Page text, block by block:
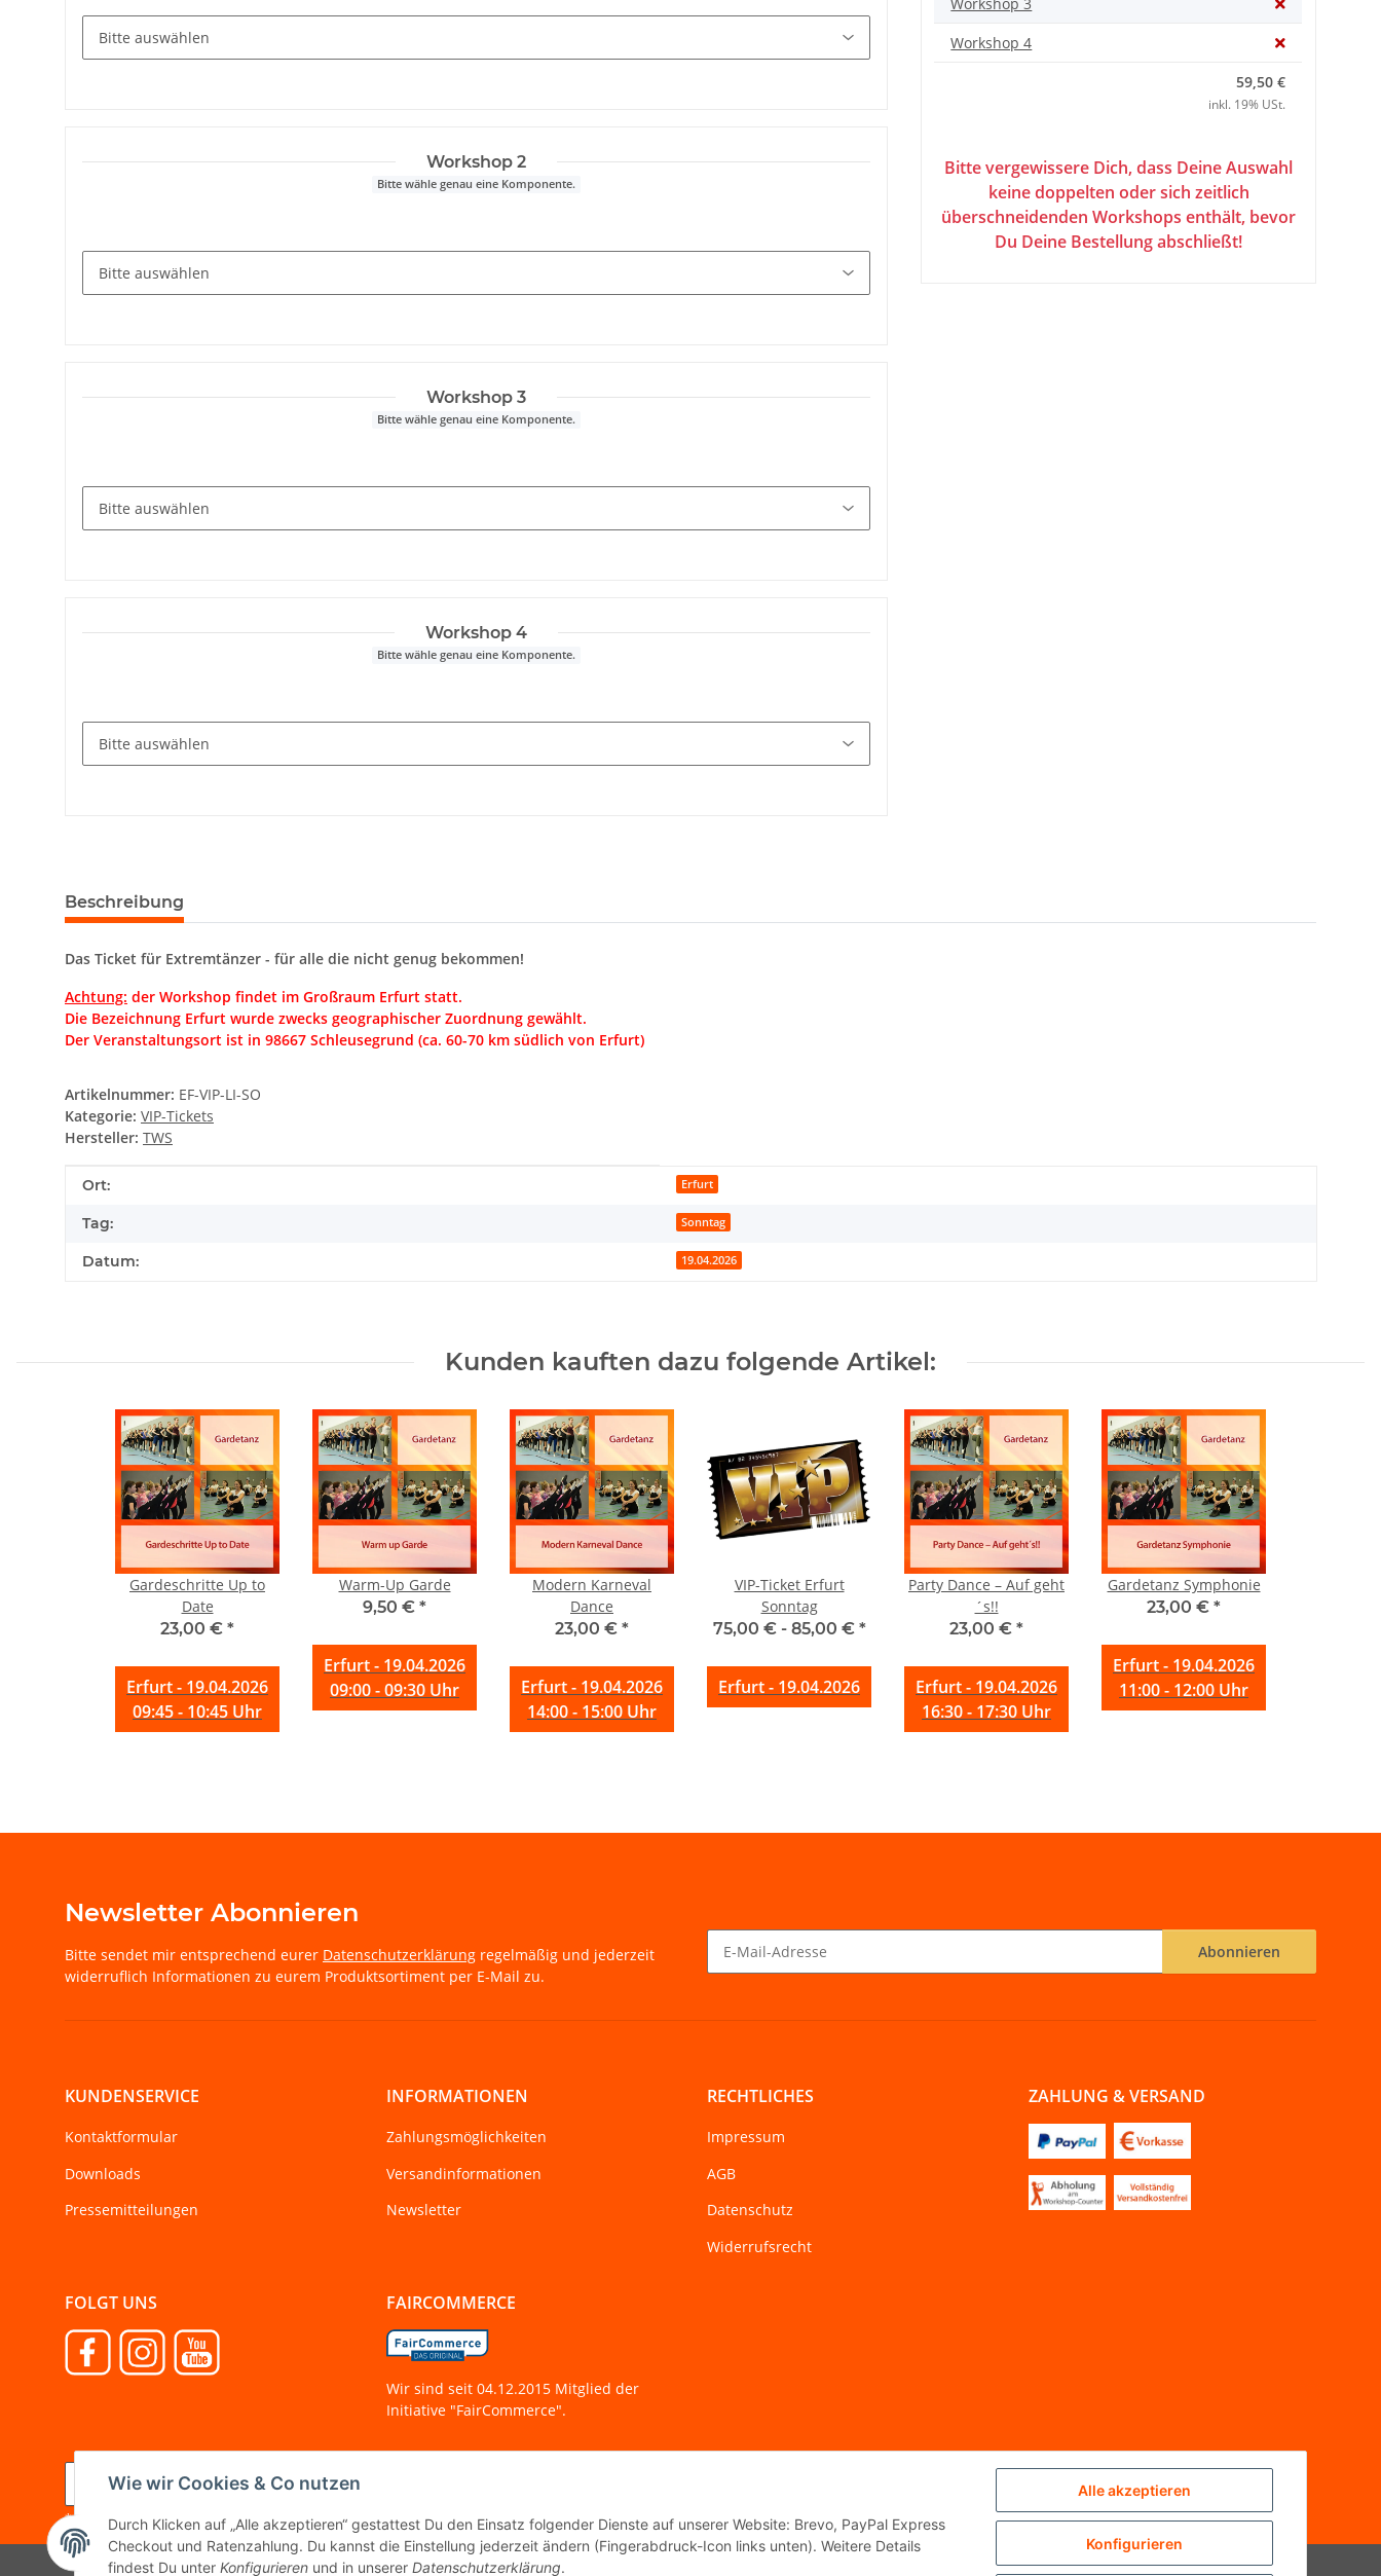
Alle akzeptieren
Konfigurieren
Wie wir Cookies & Co nutzen
Durch Klicken auf „Alle akzeptieren“ gestattest Du den Einsatz folgender Dienste auf unserer Website: Brevo, PayPal Express
Checkout und Ratenzahlung. Du kannst die Einstellung jederzeit ändern (Fingerabdruck-Icon links unten). Weitere Details
findest Du unter Konfigurieren und in unserer Datenschutzerklärung.
Workshop 2
Bitte wähle genau eine Komponente.
Workshop 3
Bitte wähle genau eine Komponente.
Workshop 4
Bitte wähle genau eine Komponente.
Workshop 4
59,50 €
inkl. 19% USt.
Bitte vergewissere Dich, dass Deine Auswahl
keine doppelten oder sich zeitlich
überschneidenden Workshops enthält, bevor
Du Deine Bestellung abschließt!
Beschreibung
Das Ticket für Extremtänzer - für alle die nicht genug bekommen!
Achtung: der Workshop findet im Großraum Erfurt statt.
Die Bezeichnung Erfurt wurde zwecks geographischer Zuordnung gewählt.
Der Veranstaltungsort ist in 98667 Schleusegrund (ca. 60-70 km südlich von Erfurt)
Artikelnummer: EF-VIP-LI-SO
Kategorie: VIP-Tickets
Hersteller: TWS
Produkteigenschaft
Wert
Ort: Erfurt
Tag: Sonntag
Datum: 19.04.2026
Kunden kauften dazu folgende Artikel:
Gardeschritte Up to
Date
23,00 € *
Erfurt - 19.04.2026
09:45 - 10:45 Uhr
Warm-Up Garde
9,50 € *
Erfurt - 19.04.2026
09:00 - 09:30 Uhr
Modern Karneval
Dance
23,00 € *
Erfurt - 19.04.2026
14:00 - 15:00 Uhr
VIP-Ticket Erfurt
Sonntag
75,00 € - 85,00 € *
Erfurt - 19.04.2026
Party Dance – Auf geht
´s!!
23,00 € *
Erfurt - 19.04.2026
16:30 - 17:30 Uhr
Gardetanz Symphonie
23,00 € *
Erfurt - 19.04.2026
11:00 - 12:00 Uhr
Newsletter Abonnieren
Bitte sendet mir entsprechend eurer Datenschutzerklärung regelmäßig und jederzeit
widerruflich Informationen zu eurem Produktsortiment per E-Mail zu.
Abonnieren
KUNDENSERVICE
Kontaktformular
Downloads
Pressemitteilungen
INFORMATIONEN
Zahlungsmöglichkeiten
Versandinformationen
Newsletter
RECHTLICHES
Impressum
AGB
Datenschutz
Widerrufsrecht
ZAHLUNG & VERSAND
FOLGT UNS FAIRCOMMERCE
Wir sind seit 04.12.2015 Mitglied der
Initiative "FairCommerce".
Vertrag widerrufen
* Alle Preise inkl. gesetzlicher MwSt.
© Tanzworkshop.de Powered byJTL-Shop